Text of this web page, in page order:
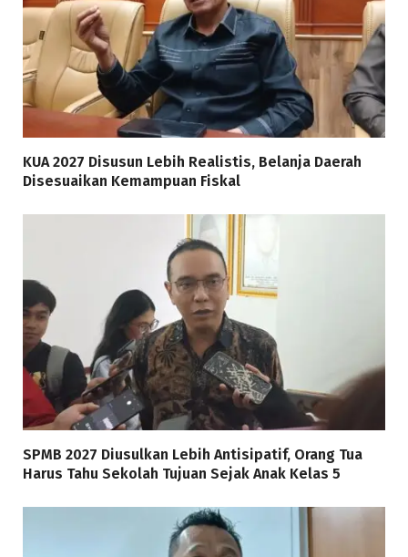
KUA 2027 Disusun Lebih Realistis, Belanja Daerah
Disesuaikan Kemampuan Fiskal
SPMB 2027 Diusulkan Lebih Antisipatif, Orang Tua
Harus Tahu Sekolah Tujuan Sejak Anak Kelas 5